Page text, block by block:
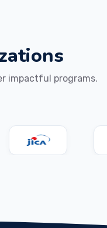
impactful programs.